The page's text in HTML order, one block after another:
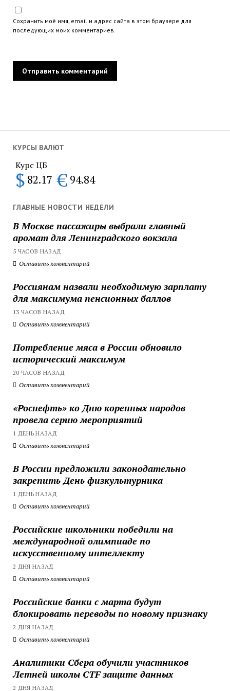
КУРСЫ ВАЛЮТ
Курс ЦБ
$ 82.17 € 94.84
ГЛАВНЫЕ НОВОСТИ НЕДЕЛИ
В Москве пассажиры выбрали главный
аромат для Ленинградского вокзала
5 ЧАСОВ НАЗАД
Оставить комментарий
Россиянам назвали необходимую зарплату
для максимума пенсионных баллов
13 ЧАСОВ НАЗАД
Оставить комментарий
Потребление мяса в России обновило
исторический максимум
20 ЧАСОВ НАЗАД
Оставить комментарий
«Роснефть» ко Дню коренных народов
провела серию мероприятий
1 ДЕНЬ НАЗАД
Оставить комментарий
В России предложили законодательно
закрепить День физкультурника
1 ДЕНЬ НАЗАД
Оставить комментарий
Российские школьники победили на
международной олимпиаде по
искусственному интеллекту
2 ДНЯ НАЗАД
Оставить комментарий
Российские банки с марта будут
блокировать переводы по новому признаку
2 ДНЯ НАЗАД
Оставить комментарий
Аналитики Сбера обучили участников
Летней школы CTF защите данных
2 ДНЯ НАЗАД
Сохранить моё имя, email и адрес сайта в этом браузере для
последующих моих комментариев.